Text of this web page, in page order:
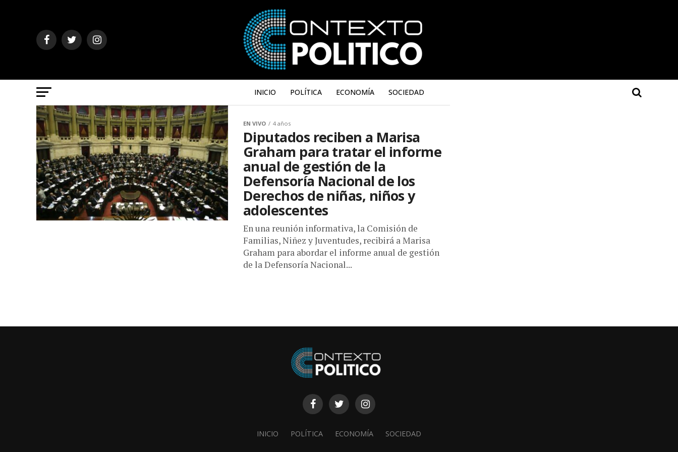
INICIO POLÍTICA ECONOMÍA SOCIEDAD
EN VIVO 4 años
Diputados reciben a Marisa
Graham para tratar el informe
anual de gestión de la
Defensoría Nacional de los
Derechos de niñas, niños y
adolescentes
En una reunión informativa, la Comisión de
Familias, Niñez y Juventudes, recibirá a Marisa
Graham para abordar el informe anual de gestión
de la Defensoría Nacional...
INICIO POLÍTICA ECONOMÍA SOCIEDAD